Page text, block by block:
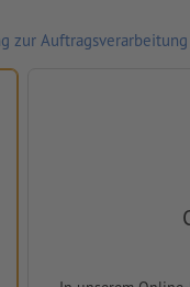
zur Auftragsverarbeitung